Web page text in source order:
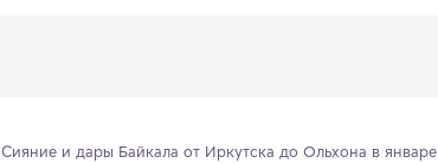
Сияние и дары Байкала от Иркутска до Ольхона в январе